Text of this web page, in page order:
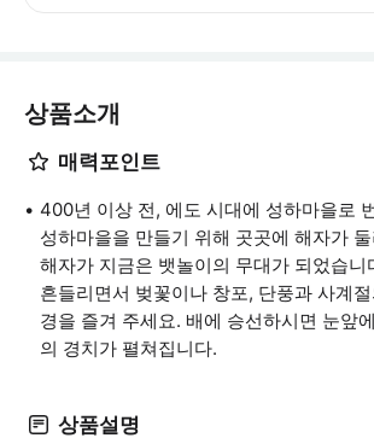
상품소개
매력포인트
400년 이상 전, 에도 시대에 성하마을로
성하마을을 만들기 위해 곳곳에 해자가
해자가 지금은 뱃놀이의 무대가 되었습니
흔들리면서 벚꽃이나 창포, 단풍과 사계
경을 즐겨 주세요. 배에 승선하시면 눈앞
의 경치가 펼쳐집니다.
상품설명